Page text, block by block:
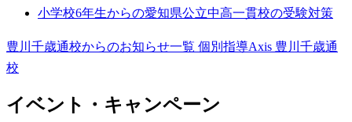
小学校6年生からの愛知県公立中高一貫校の受験対策
豊川千歳通校からのお知らせ一覧 個別指導Axis 豊川千歳通
校
イベント・キャンペーン